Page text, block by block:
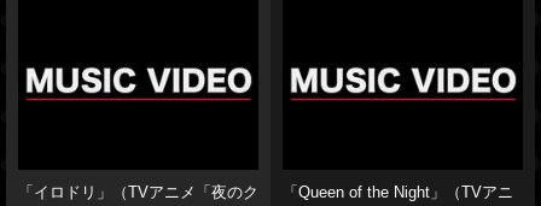
「イロドリ」（TVアニメ「夜のク
「Queen of the Night」（TVアニ